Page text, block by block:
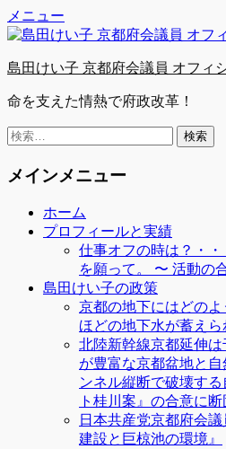
コ
ン
ン
へ
ス
キ
ッ
プ
Facebook
Twitter
YouTube
メニュー
島田けい子 京都府会議員 オフィ
命を支えた情熱で府政改革！
検
メインメニュー
ホーム
プロフィールと実績
仕事オフの時は？・
を願って。 〜 活動の
島田けい子の政策
京都の地下にはどの
ほどの地下水が蓄えら
北陸新幹線京都延伸
が豊富な京都盆地と
ンネル縦断で破壊す
ト桂川案』の合意に
日本共産党京都府会
建設と巨椋池の環境』